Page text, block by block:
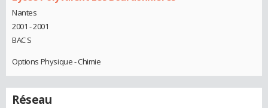
Nantes
2001 - 2001
BAC S
Options Physique - Chimie
Réseau